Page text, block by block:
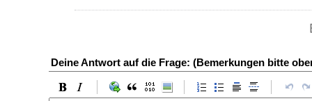
Deine Antwort auf die Frage: (Bemerkungen bitte